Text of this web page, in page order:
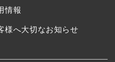
情報
様へ大切なお知らせ